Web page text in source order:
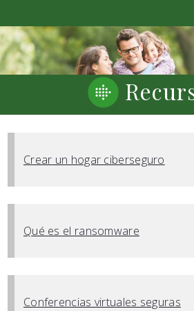
Crear un hogar ciberseguro
Qué es el ransomware
Conferencias virtuales seguras